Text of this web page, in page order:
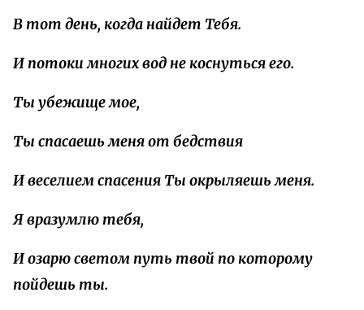
В тот день, когда найдет Тебя.
И потоки многих вод некоснутьсяего.
Ты убежище мое,
Ты спасаешь меня от бедствия
И веселием спасения Ты окрыляешь меня.
Я вразумлю тебя,
И озарю светом путь твой покоторому
пойдешь ты.